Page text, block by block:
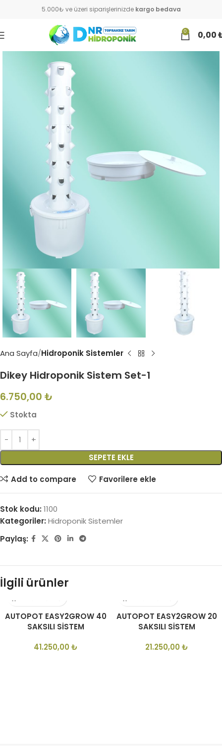
5.000₺ ve üzeri siparişlerinizde kargo bedava
0 0,00
Ana Sayfa Hidroponik Sistemler
Dikey Hidroponik Sistem Set-1
6.750,00 ₺
Stokta
SEPETE EKLE
Add to compare Favorilere ekle
Stok kodu: 1100
Kategoriler: Hidroponik Sistemler
Paylaş:
İlgili ürünler
AUTOPOT EASY2GROW 40
SAKSILI SİSTEM
41.250,00 ₺
AUTOPOT EASY2GROW 20
SAKSILI SİSTEM
21.250,00 ₺